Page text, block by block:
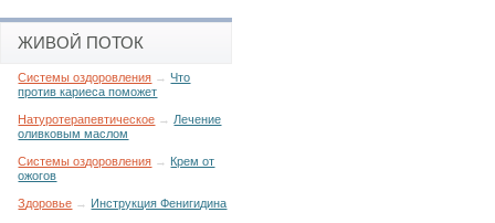
ЖИВОЙ ПОТОК
Системы оздоровления →Что
против кариеса поможет
Натуротерапевтическое → Лечение
оливковым маслом
Системы оздоровления → Крем от
ожогов
Здоровье → Инструкция Фенигидина